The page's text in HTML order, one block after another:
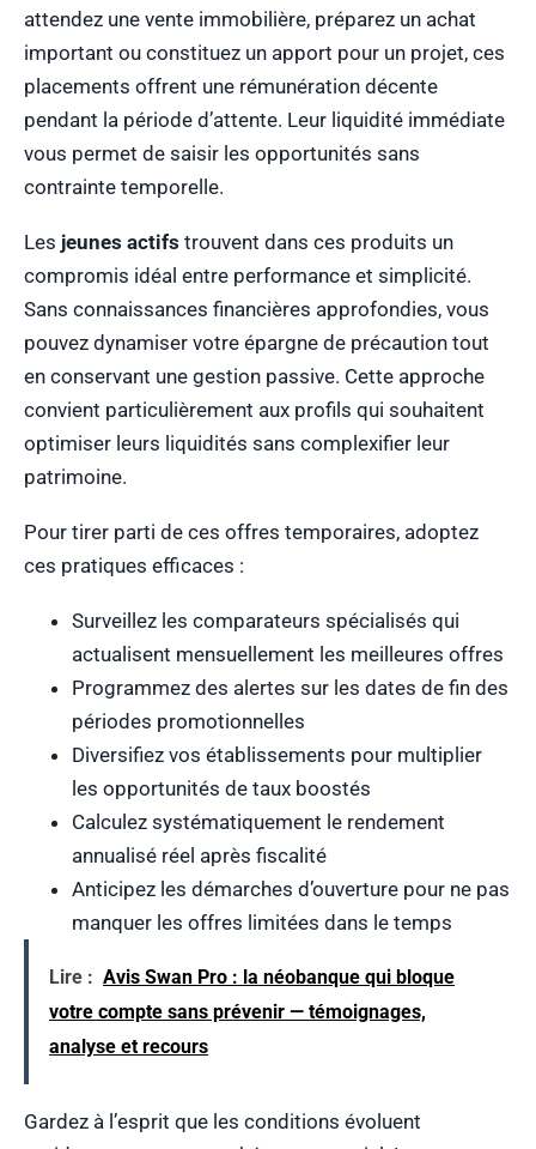
attendez une vente immobilière, préparez un achat
important ou constituez un apport pour un projet, ces
placements offrent une rémunération décente
pendant la période d’attente. Leur liquidité immédiate
vous permet de saisir les opportunités sans
contrainte temporelle.
Les jeunes actifs trouvent dans ces produits un
compromis idéal entre performance et simplicité.
Sans connaissances financières approfondies, vous
pouvez dynamiser votre épargne de précaution tout
en conservant une gestion passive. Cette approche
convient particulièrement aux profils qui souhaitent
optimiser leurs liquidités sans complexifier leur
patrimoine.
Pour tirer parti de ces offres temporaires, adoptez
ces pratiques efficaces :
Surveillez les comparateurs spécialisés qui
actualisent mensuellement les meilleures offres
Programmez des alertes sur les dates de fin des
périodes promotionnelles
Diversifiez vos établissements pour multiplier
les opportunités de taux boostés
Calculez systématiquement le rendement
annualisé réel après fiscalité
Anticipez les démarches d’ouverture pour ne pas
manquer les offres limitées dans le temps
Lire : Avis Swan Pro : la néobanque qui bloque
votre compte sans prévenir — témoignages,
analyse et recours
Gardez à l’esprit que les conditions évoluent